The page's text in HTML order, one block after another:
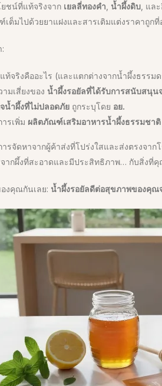
ชน์ที่แท้จริงจาก เยลลี่ทองคำ น้ำผึ้งดิบ, แล
มไปด้วยยาแฝงและสารเติมแต่งราคาถูกที่
แท้จริงคืออะไร (และแตกต่างจากน้ำผึ้งธรรมด
มเสี่ยงของ น้ำผึ้งรอยัลที่ได้รับการสนับสนุน
น้ำผึ้งที่ไม่ปลอดภัยถูกระบุโดย อย.
รเพิ่ม ผลิตภัณฑ์เสริมอาหารน้ำผึ้งธรรมชาติ
รจัดหาจากผู้ค้าส่งที่โปร่งใสและส่งตรงจาก
ากผึ้งที่สะอาดและมีประสิทธิภาพ… กับสิ่งที่
งคุณกันเลย: น้ำผึ้งรอยัลดีต่อสุขภาพของคุณ